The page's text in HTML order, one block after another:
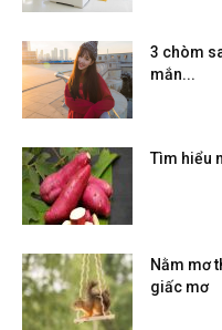
3 chòm
mắn...
Tìm hiểu
Nằm mơ
giấc mơ